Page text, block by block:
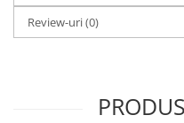
Bagajerie pescuit
Genti
Review-uri(0)